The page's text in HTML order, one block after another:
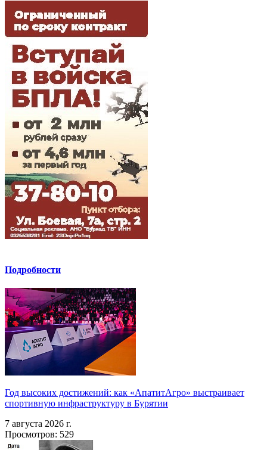
Подробности
Год высоких достижений: как «АпатитАгро» выстраивает
спортивную инфраструктуру в Бурятии
7 августа 2026 г.
Просмотров: 529